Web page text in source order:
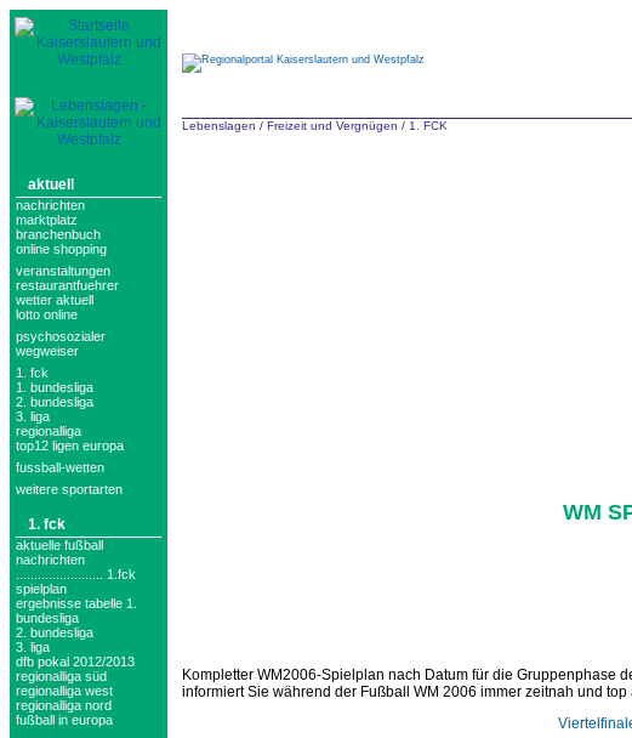
aktuell
nachrichten
marktplatz
branchenbuch
online shopping
veranstaltungen
restaurantfuehrer
wetter aktuell
lotto online
psychosozialer
wegweiser
1. fck
1. bundesliga
2. bundesliga
3. liga
regionalliga
top12 ligen europa
fussball-wetten
weitere sportarten
1. fck
aktuelle fußball
nachrichten
........................ 1.fck
spielplan
ergebnisse tabelle 1.
bundesliga
2. bundesliga
3. liga
dfb pokal 2012/2013
regionalliga süd
regionalliga west
regionalliga nord
fußball in europa
Lebenslagen / Freizeit und Vergnügen / 1. FCK
WM
Kompletter WM2006-Spielplan nach Datum für die Gruppenphase
informiert Sie während der Fußball WM 2006 immer zeitnah und